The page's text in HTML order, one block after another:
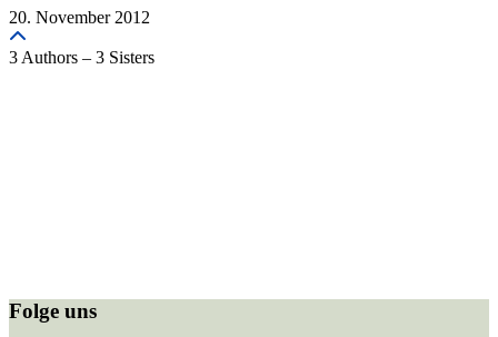
20. November 2012
3 Authors – 3 Sisters
Folge uns